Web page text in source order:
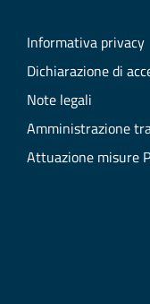
Informativa privacy
Dichiarazione di
Note legali
Amministrazione
Attuazione misure